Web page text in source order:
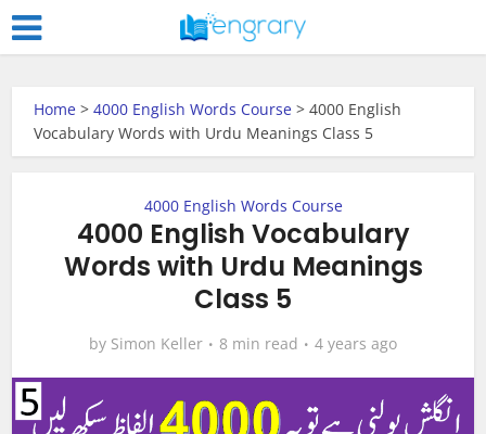
Home >4000 English Words Course >4000 English
Vocabulary Words with Urdu Meanings Class 5
4000 English Words Course
4000 English Vocabulary
Words with Urdu Meanings
Class 5
by Simon Keller 8 min read 4 years ago